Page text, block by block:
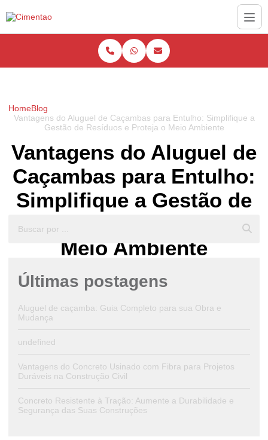
HomeBlog
Vantagens do Aluguel de Caçambas para Entulho: Simplifique a
Gestão de Resíduos e Proteja o Meio Ambiente
Vantagens do Aluguel de
Caçambas para Entulho:
Simplifique a Gestão de
Resíduos e Proteja o
Meio Ambiente
Últimas postagens
Aluguel de caçamba: Guia Completo para sua Obra e
Mudança
undefined
Vantagens do Concreto Usinado com Fibra para Projetos
Duráveis na Construção Civil
Concreto Resistente à Tração: Aumente a Durabilidade e
Segurança das Suas Construções